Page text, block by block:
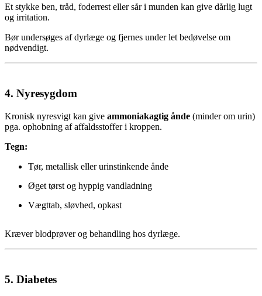
Et stykke ben, tråd, foderrest eller sår i munden kan give dårlig lugt
og irritation.
Bør undersøges af dyrlæge og fjernes under let bedøvelse om
nødvendigt.
4. Nyresygdom
Kronisk nyresvigt kan give ammoniakagtig ånde (minder om urin)
pga. ophobning af affaldsstoffer i kroppen.
Tegn:
Tør, metallisk eller urinstinkende ånde
Øget tørst og hyppig vandladning
Vægttab, sløvhed, opkast
Kræver blodprøver og behandling hos dyrlæge.
5. Diabetes